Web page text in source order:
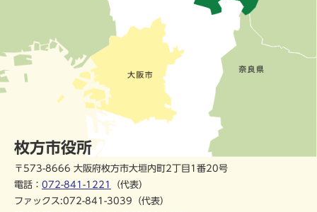
枚方市役所
〒573-8666 大阪府枚方市大垣内町2丁目1番20号
電話： 072-841-1221
（代表）
ファックス:072-841-3039（代表）